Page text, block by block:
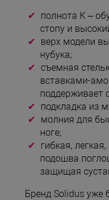
полнота К –
стопу и
верх модели
нубука;
съемная
вставками-
поддерживает
подкладка из
молния для
ноге;
гибкая,
подошва
защищая
Бренд Solidus уже